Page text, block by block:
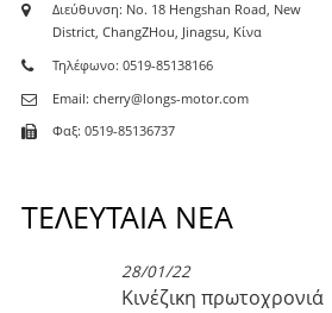
Διεύθυνση: No. 18 Hengshan Road, New
District, ChangZHou, Jinagsu, Κίνα
Τηλέφωνο: 0519-85138166
Email: cherry@longs-motor.com
Φαξ: 0519-85136737
ΤΕΛΕΥΤΑΊΑ ΝΈΑ
28/01/22
Κινέζικη πρωτοχρονιά